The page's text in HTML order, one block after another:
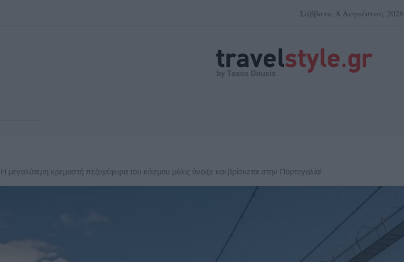
Σάββατο, 8 Αυγούστου, 2026
Η μεγαλύτερη κρεμαστή πεζογέφυρα του κόσμου μόλις άνοιξε και βρίσκεται στην Πορτογαλία!